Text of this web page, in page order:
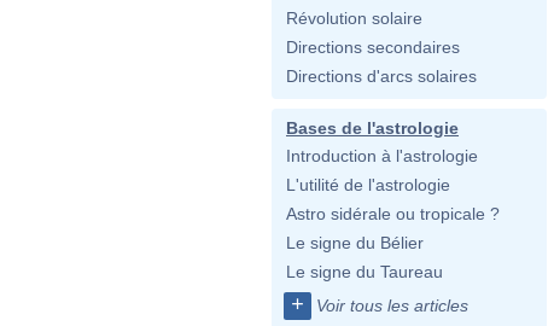
Révolution solaire
Directions secondaires
Directions d'arcs solaires
Bases de l'astrologie
Introduction à l'astrologie
L'utilité de l'astrologie
Astro sidérale ou tropicale ?
Le signe du Bélier
Le signe du Taureau
+ Voir tous les articles